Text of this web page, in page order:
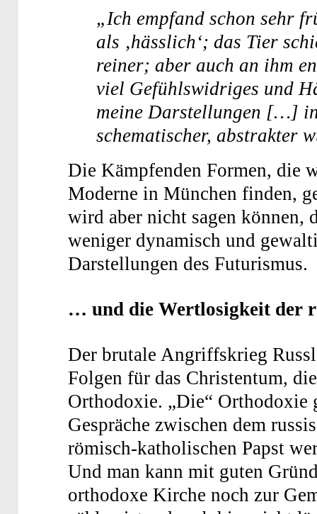
„Ich empfand schon sehr
als ‚hässlich‘; das Tier
reiner; aber auch an ihm
viel Gefühlswidriges und
meine Darstellungen […]
schematischer, abstrakter
Die Kämpfenden Formen, die
Moderne in München finden,
wird aber nicht sagen können,
weniger dynamisch und
Darstellungen des Futurismus.
… und die Wertlosigkeit der
Der brutale Angriffskrieg
Folgen für das Christentum,
Orthodoxie. „Die“ Orthodoxie
Gespräche zwischen dem
römisch-katholischen Papst
Und man kann mit guten
orthodoxe Kirche noch zur